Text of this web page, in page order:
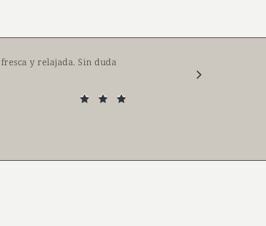
y relajada. Sin duda